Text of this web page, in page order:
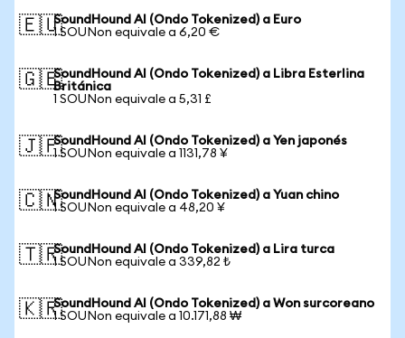
🇪🇺SoundHound AI (Ondo Tokenized) a Euro
1 SOUNon equivale a 6,20 €
🇬🇧SoundHound AI (Ondo Tokenized) a Libra Esterlina
Británica
1 SOUNon equivale a 5,31 £
🇯🇵SoundHound AI (Ondo Tokenized) a Yen japonés
1 SOUNon equivale a 1131,78 ¥
🇨🇳SoundHound AI (Ondo Tokenized) a Yuan chino
1 SOUNon equivale a 48,20 ¥
🇹🇷SoundHound AI (Ondo Tokenized) a Lira turca
1 SOUNon equivale a 339,82 ₺
🇰🇷SoundHound AI (Ondo Tokenized) a Won surcoreano
1 SOUNon equivale a 10.171,88 ₩